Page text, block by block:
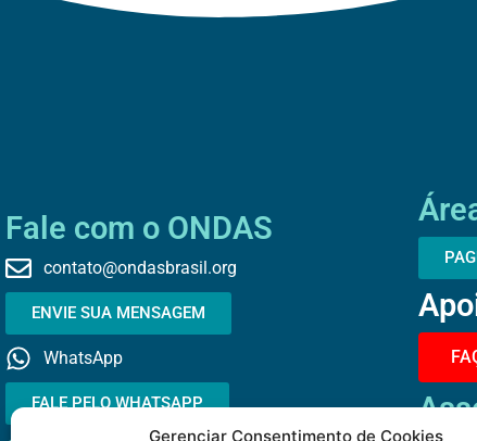
Gerenciar Consentimento de Cookies
Fale com o ONDAS
contato@ondasbrasil.org
ENVIE SUA MENSAGEM
WhatsApp
FALE PELO WHATSAPP